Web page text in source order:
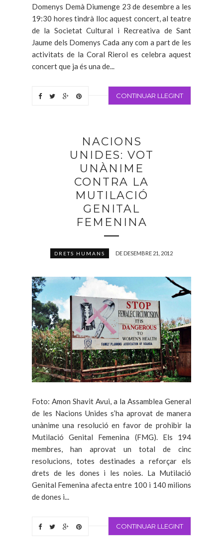
Domenys Demà Diumenge 23 de desembre a les
19:30 hores tindrà lloc aquest concert, al teatre
de la Societat Cultural i Recreativa de Sant
Jaume dels Domenys Cada any com a part de les
activitats de la Coral Rierol es celebra aquest
concert que ja és una de...
CONTINUAR LLEGINT
NACIONS
UNIDES: VOT
UNÀNIME
CONTRA LA
MUTILACIÓ
GENITAL
FEMENINA
DRETS HUMANS DE DESEMBRE 21, 2012
Foto: Amon Shavit Avui, a la Assamblea General
de les Nacions Unides s’ha aprovat de manera
unànime una resolució en favor de prohibir la
Mutilació Genital Femenina (FMG). Els 194
membres, han aprovat un total de cinc
resolucions, totes destinades a reforçar els
drets de les dones i les noies. La Mutilació
Genital Femenina afecta entre 100 i 140 milions
de dones i...
CONTINUAR LLEGINT